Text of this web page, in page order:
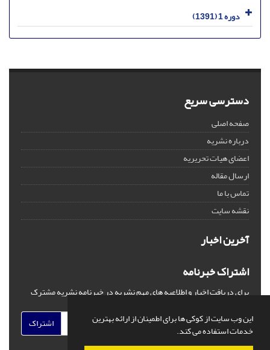
این وب سایت از کوکی ها برای اطمینان از ارائه بهترین
خدمات استفاده می کند.
دوره 1 (1391)
دسترسی سریع
صفحه اصلی
درباره نشریه
اعضای هیات تحریریه
ارسال مقاله
تماس با ما
نقشه سایت
آخرین اخبار
اشتراک خبرنامه
برای دریافت اخبار و اطلاعیه های مهم نشریه در خبرنامه نشریه مشترک
اشتراک